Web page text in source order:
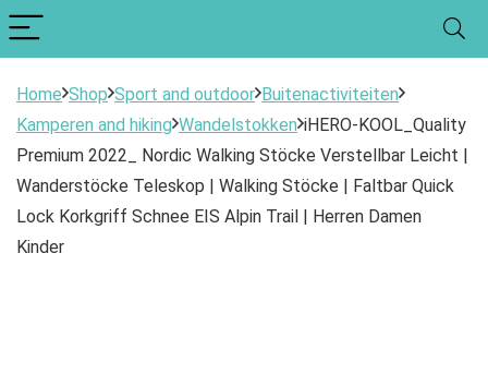
Home Shop Sport and outdoor Buitenactiviteiten
Kamperen and hiking Wandelstokken iHERO-KOOL_Quality
Premium 2022_ Nordic Walking Stöcke Verstellbar Leicht |
Wanderstöcke Teleskop | Walking Stöcke | Faltbar Quick
Lock Korkgriff Schnee EIS Alpin Trail | Herren Damen
Kinder